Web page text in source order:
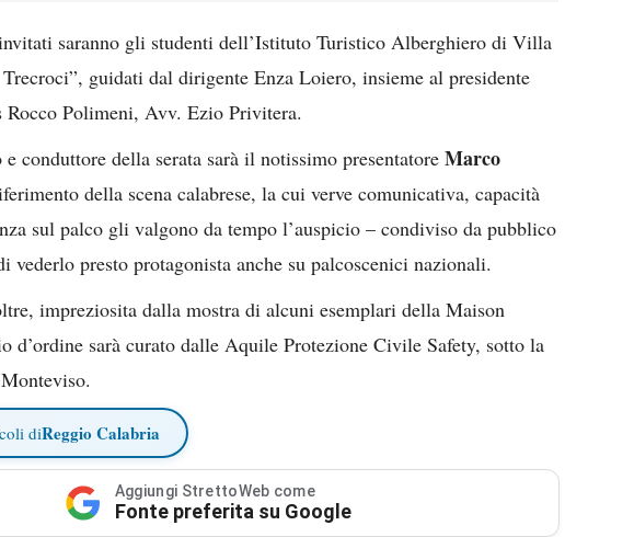
saranno gli studenti dell’Istituto Turistico Alberghiero di Villa
guidati dal dirigente Enza Loiero, insieme al presidente
Rocco Polimeni, Avv. Ezio Privitera.
conduttore della serata sarà il notissimo presentatore Marco
della scena calabrese, la cui verve comunicativa, capacità
sul palco gli valgono da tempo l’auspicio – condiviso da pubblico
vederlo presto protagonista anche su palcoscenici nazionali.
impreziosita dalla mostra di alcuni esemplari della Maison
d’ordine sarà curato dalle Aquile Protezione Civile Safety, sotto la
diReggio Calabria
Aggiungi StrettoWeb come
Fonte preferita su Google